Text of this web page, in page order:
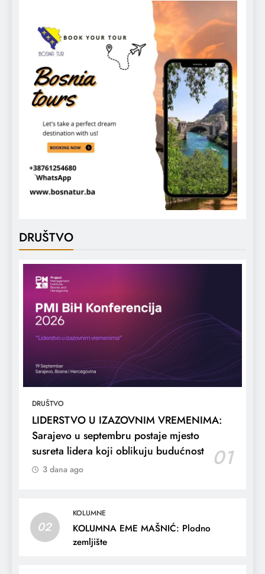
DRUŠTVO
DRUŠTVO
LIDERSTVO U IZAZOVNIM VREMENIMA:
Sarajevo u septembru postaje mjesto
susreta lidera koji oblikuju budućnost
01
3 dana ago
02
KOLUMNE
KOLUMNA EME MAŠNIĆ: Plodno
zemljište